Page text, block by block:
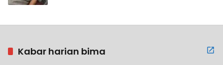
Kabar harian bima